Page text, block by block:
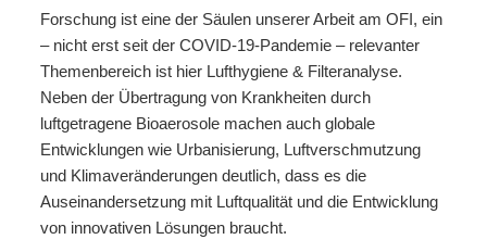
Forschung ist eine der Säulen unserer Arbeit am OFI, ein
– nicht erst seit der COVID-19-Pandemie – relevanter
Themenbereich ist hier Lufthygiene & Filteranalyse.
Neben der Übertragung von Krankheiten durch
luftgetragene Bioaerosole machen auch globale
Entwicklungen wie Urbanisierung, Luftverschmutzung
und Klimaveränderungen deutlich, dass es die
Auseinandersetzung mit Luftqualität und die Entwicklung
von innovativen Lösungen braucht.